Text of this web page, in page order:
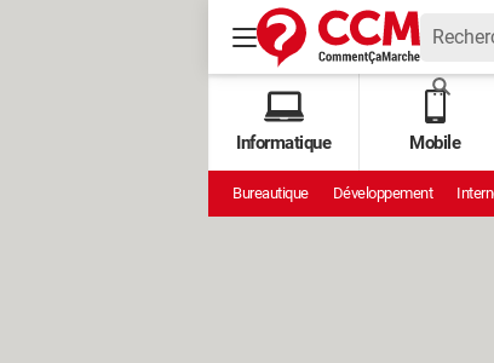
Informatique Mobile
Bureautique Développement